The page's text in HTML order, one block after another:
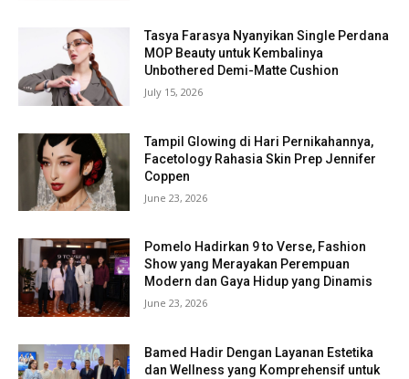
Tasya Farasya Nyanyikan Single Perdana
MOP Beauty untuk Kembalinya
Unbothered Demi-Matte Cushion
July 15, 2026
Tampil Glowing di Hari Pernikahannya,
Facetology Rahasia Skin Prep Jennifer
Coppen
June 23, 2026
Pomelo Hadirkan 9 to Verse, Fashion
Show yang Merayakan Perempuan
Modern dan Gaya Hidup yang Dinamis
June 23, 2026
Bamed Hadir Dengan Layanan Estetika
dan Wellness yang Komprehensif untuk